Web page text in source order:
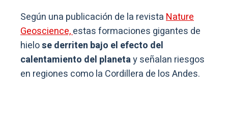
Según una publicación de la revistaNature
Geoscience,estas formaciones gigantes de
hielose derriten bajo el efecto del
calentamiento del planetay señalan riesgos
en regiones como la Cordillera de los Andes.